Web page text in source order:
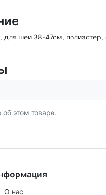
для шеи 38-47см, полиэстер,
об этом товаре.
О нас